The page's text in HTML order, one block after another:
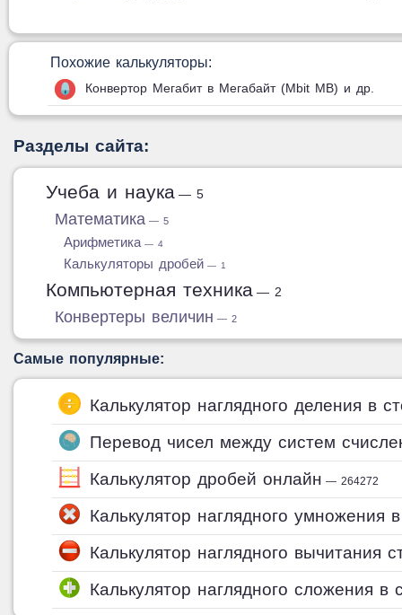
Похожие калькуляторы:
Конвертор Мегабит в Мегабайт (Mbit MB) и др.
Разделы сайта:
Учеба и наука — 5
Математика — 5
Арифметика — 4
Калькуляторы дробей — 1
Компьютерная техника — 2
Конвертеры величин — 2
Самые популярные:
Калькулятор наглядного деления в
Перевод чисел между систем
Калькулятор дробей онлайн — 264272
Калькулятор наглядного умножения
Калькулятор наглядного вычитания
Калькулятор наглядного сложения в